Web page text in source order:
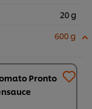
20 g
600 g
Pronto